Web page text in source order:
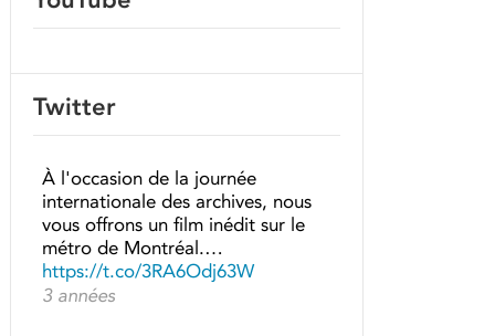
Twitter
À l'occasion de la journée
internationale des archives, nous
vous offrons un film inédit sur le
métro de Montréal.…
https://t.co/3RA6Odj63W
3 années